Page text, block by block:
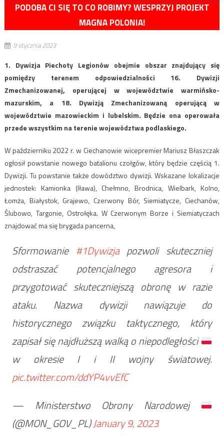
PODOBA CI SIĘ TO CO ROBIMY? WESPRZYJ PROJEKT
MAGNA POLONIA!
9 stycznia 2023
1. Dywizja Piechoty Legionów obejmie obszar znajdujący się
pomiędzy terenem odpowiedzialności 16. Dywizji
Zmechanizowanej, operującej w województwie warmińsko-
mazurskim, a 18. Dywizją Zmechanizowaną operującą w
województwie mazowieckim i lubelskim. Będzie ona operowała
przede wszystkim na terenie województwa podlaskiego.
W październiku 2022 r. w Ciechanowie wicepremier Mariusz Błaszczak
ogłosił powstanie nowego batalionu czołgów, który będzie częścią 1.
Dywizji. Tu powstanie także dowództwo dywizji. Wskazane lokalizacje
jednostek: Kamionka (Iława), Chełmno, Brodnica, Wielbark, Kolno,
Łomża, Białystok, Grajewo, Czerwony Bór, Siemiatycze, Ciechanów,
Ślubowo, Targonie, Ostrołęka. W Czerwonym Borze i Siemiatyczach
znajdować ma się brygada pancerna,
Sformowanie #1Dywizjapozwoli skuteczniej
odstraszać potencjalnego agresora i
przygotować skuteczniejszą obronę w razie
ataku. Nazwa dywizji nawiązuje do
historycznego związku taktycznego, który
zapisał się najdłuższą walką o niepodległości
w okresie I i II wojny światowej.
pic.twitter.com/ddYP4vvEfC
— Ministerstwo Obrony Narodowej
(@MON_GOV_PL)January 9, 2023